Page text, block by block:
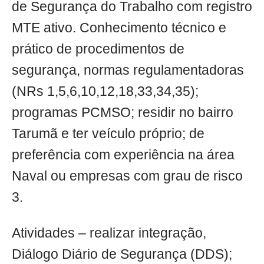
de Segurança do Trabalho com registro
MTE ativo. Conhecimento técnico e
prático de procedimentos de
segurança, normas regulamentadoras
(NRs 1,5,6,10,12,18,33,34,35);
programas PCMSO; residir no bairro
Tarumã e ter veículo próprio; de
preferência com experiência na área
Naval ou empresas com grau de risco
3.
Atividades – realizar integração,
Diálogo Diário de Segurança (DDS);